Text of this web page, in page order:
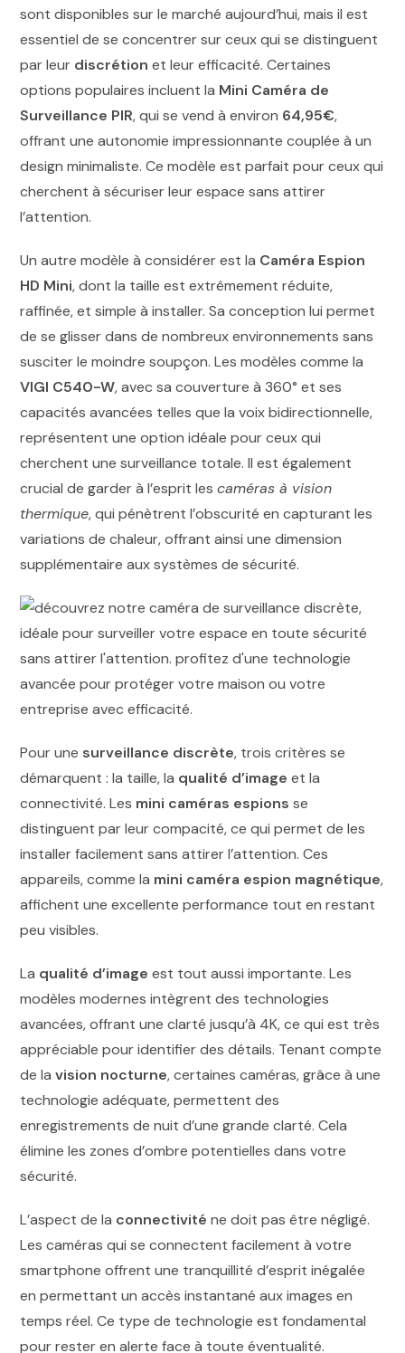
sont disponibles sur le marché aujourd’hui, mais il est
essentiel de se concentrer sur ceux qui se distinguent
par leur discrétion et leur efficacité. Certaines
options populaires incluent la Mini Caméra de
Surveillance PIR, qui se vend à environ 64,95€,
offrant une autonomie impressionnante couplée à un
design minimaliste. Ce modèle est parfait pour ceux qui
cherchent à sécuriser leur espace sans attirer
l’attention.
Un autre modèle à considérer est la Caméra Espion
HD Mini, dont la taille est extrêmement réduite,
raffinée, et simple à installer. Sa conception lui permet
de se glisser dans de nombreux environnements sans
susciter le moindre soupçon. Les modèles comme la
VIGI C540-W, avec sa couverture à 360° et ses
capacités avancées telles que la voix bidirectionnelle,
représentent une option idéale pour ceux qui
cherchent une surveillance totale. Il est également
crucial de garder à l’esprit lescaméras à vision
thermique, qui pénètrent l’obscurité en capturant les
variations de chaleur, offrant ainsi une dimension
supplémentaire aux systèmes de sécurité.
Pour une surveillance discrète, trois critères se
démarquent : la taille, la qualité d’image et la
connectivité. Les mini caméras espions se
distinguent par leur compacité, ce qui permet de les
installer facilement sans attirer l’attention. Ces
appareils, comme la mini caméra espion magnétique,
affichent une excellente performance tout en restant
peu visibles.
La qualité d’image est tout aussi importante. Les
modèles modernes intègrent des technologies
avancées, offrant une clarté jusqu’à 4K, ce qui est très
appréciable pour identifier des détails. Tenant compte
de lavision nocturne, certaines caméras, grâce à une
technologie adéquate, permettent des
enregistrements de nuit d’une grande clarté. Cela
élimine les zones d’ombre potentielles dans votre
sécurité.
L’aspect de la connectivité ne doit pas être négligé.
Les caméras qui se connectent facilement à votre
smartphone offrent une tranquillité d’esprit inégalée
en permettant un accès instantané aux images en
temps réel. Ce type de technologie est fondamental
pour rester en alerte face à toute éventualité.